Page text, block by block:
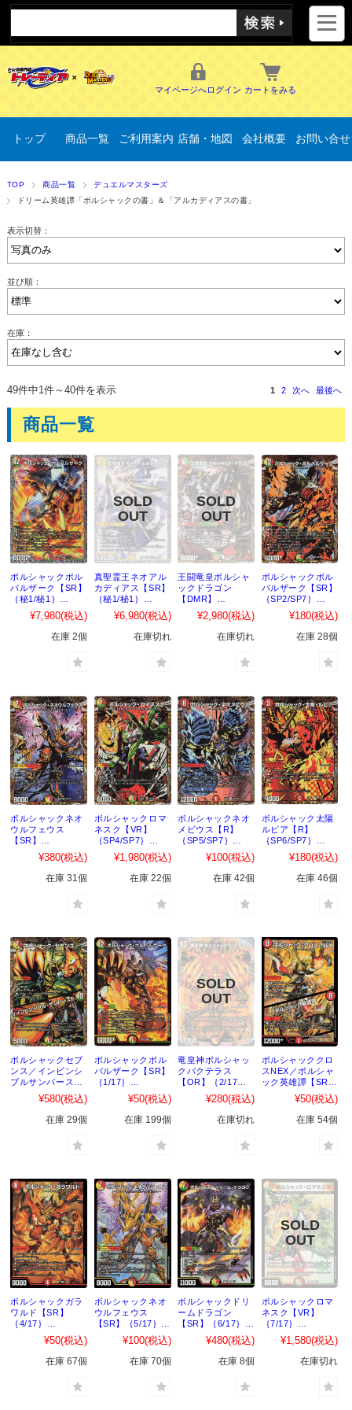
マイページへログイン カートをみる
トップ 商品一覧 ご利用案内 店舗・地図 会社概要 お問い合せ
TOP 商品一覧
デュエルマスターズ
ドリーム英雄譚「ボルシャックの書」＆「アルカディアスの書」
表示切替：
並び順：
在庫：
49件中1件～40件を表示 1 2 次へ 最後へ
商品一覧
ボルシャックボル
バルザーク【SR】
｛秘1/秘1｝
［25BD1］
¥7,980(税込)
在庫 2個
真聖霊王ネオアル
カディアス【SR】
｛秘1/秘1｝
［25BD2］
¥6,980(税込)
在庫切れ
王闘竜皇ボルシャ
ックドラゴン
【DMR】
｛SP1/SP7｝
［25BD1］
¥2,980(税込)
在庫切れ
ボルシャックボル
バルザーク【SR】
｛SP2/SP7｝
［25BD1］
¥180(税込)
在庫 28個
ボルシャックネオ
ウルフェウス
【SR】
｛SP3/SP7｝
［25BD1］
¥380(税込)
在庫 31個
ボルシャックロマ
ネスク【VR】
｛SP4/SP7｝
［25BD1］
¥1,980(税込)
在庫 22個
ボルシャックネオ
メビウス【R】
｛SP5/SP7｝
［25BD1］
¥100(税込)
在庫 42個
ボルシャック太陽
ルピア【R】
｛SP6/SP7｝
［25BD1］
¥180(税込)
在庫 46個
ボルシャックセブ
ンス／インビンシ
ブルサンバースト
｛SP7/SP7｝
［25BD1］
¥580(税込)
在庫 29個
ボルシャックボル
バルザーク【SR】
｛1/17｝
［25BD1］
¥50(税込)
在庫 199個
竜皇神ボルシャッ
クバクテラス
【OR】｛2/17｝
［25BD1］
¥280(税込)
在庫切れ
ボルシャッククロ
スNEX／ボルシャ
ック英雄譚【SR】
｛3/17｝
［25BD1］
¥50(税込)
在庫 54個
ボルシャックガラ
ワルド【SR】
｛4/17｝
［25BD1］
¥50(税込)
在庫 67個
ボルシャックネオ
ウルフェウス
【SR】｛5/17｝
［25BD1］
¥100(税込)
在庫 70個
ボルシャックドリ
ームドラゴン
【SR】｛6/17｝
［25BD1］
¥480(税込)
在庫 8個
ボルシャックロマ
ネスク【VR】
｛7/17｝
［25BD1］
¥1,580(税込)
在庫切れ